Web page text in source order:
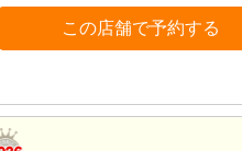
この店舗で予約する